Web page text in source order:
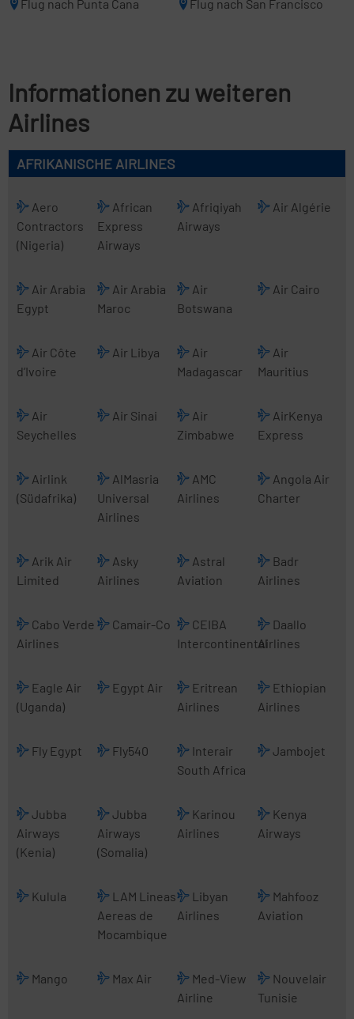
Flug nach Punta Cana Flug nach San Francisco
Informationen zu weiteren
Airlines
AFRIKANISCHE AIRLINES
Aero
Contractors
(Nigeria)
African
Express
Airways
Afriqiyah
Airways
Air Algérie
Air Arabia
Egypt
Air Arabia
Maroc
Air
Botswana
Air Cairo
Air Côte
d’Ivoire
Air Libya
Air
Madagascar
Air
Mauritius
Air
Seychelles
Air Sinai
Air
Zimbabwe
AirKenya
Express
Airlink
(Südafrika)
AlMasria
Universal
Airlines
AMC
Airlines
Angola Air
Charter
Arik Air
Limited
Asky
Airlines
Astral
Aviation
Badr
Airlines
Cabo Verde
Airlines
Camair-Co
CEIBA
Intercontinental
Daallo
Airlines
Eagle Air
(Uganda)
Egypt Air
Eritrean
Airlines
Ethiopian
Airlines
Fly Egypt Fly540
Interair
South Africa
Jambojet
Jubba
Airways
(Kenia)
Jubba
Airways
(Somalia)
Karinou
Airlines
Kenya
Airways
Kulula
LAM Lineas
Aereas de
Mocambique
Libyan
Airlines
Mahfooz
Aviation
Mango Max Air
Med-View
Airline
Nouvelair
Tunisie